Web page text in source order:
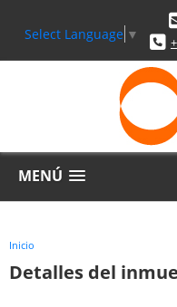
Select Language ▼
MENÚ
Inicio
Detalles del